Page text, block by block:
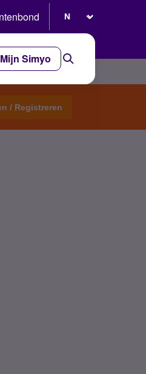
Mijn Simyo
/ Registreren